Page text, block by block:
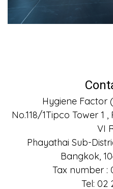
Hygiene Factor
No.118/1Tipco Tower 1
VI
Phayathai Sub-
Bangkok,
Tax number :
Tel: 02